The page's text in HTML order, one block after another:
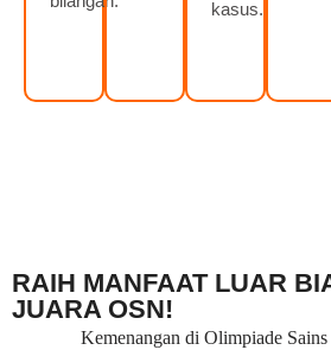
kasus.
RAIH MANFAAT LUAR
JUARA OSN!
Kemenangan di Olimpiade